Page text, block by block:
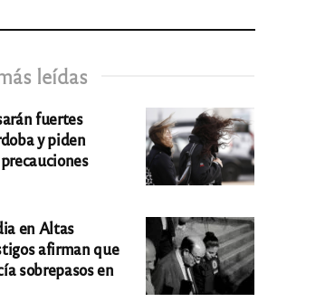
leídas
fuertes
y piden
en Altas
afirman que
sobrepasos en